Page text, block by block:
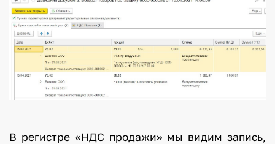
В регистре «НДС продажи» мы видим запись,